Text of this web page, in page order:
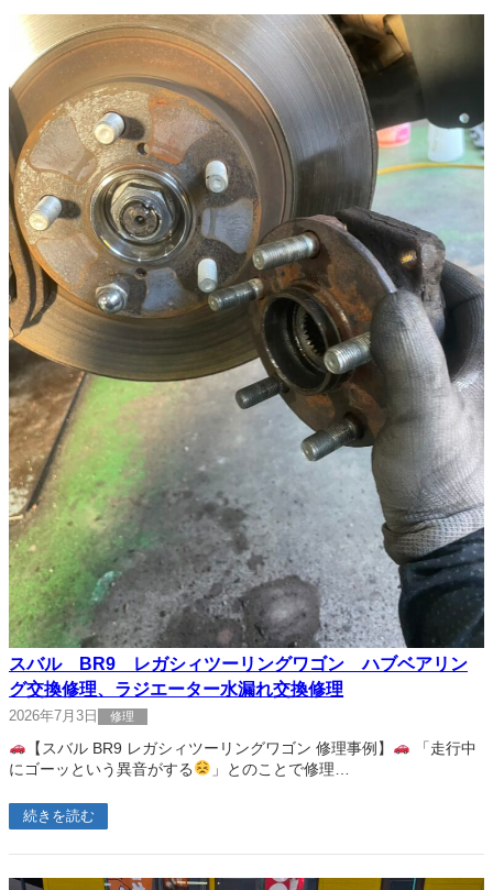
スバル BR9 レガシィツーリングワゴン ハブベアリン
グ交換修理、ラジエーター水漏れ交換修理
2026年7月3日 修理
【スバル BR9 レガシィツーリングワゴン 修理事例】
「走行中
にゴーッという異音がする
」とのことで修理…
続きを読む